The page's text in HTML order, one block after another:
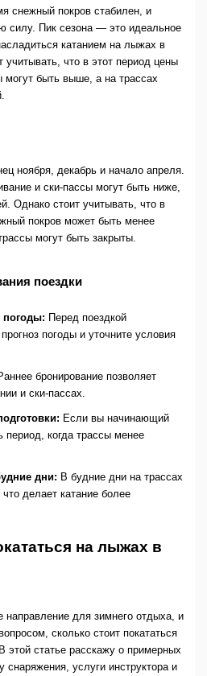
снежный покров стабилен, и
силу. Пик сезона — это идеальное
катанием на лыжах в
что в этот период цены
могут быть выше, а на трассах
ноября, декабрь и начало апреля.
и ски-пассы могут быть ниже,
Однако стоит учитывать, что в
покров может быть менее
могут быть закрыты.
поездки
погоды: Перед поездкой
погоды и уточните условия
бронирование позволяет
и ски-пассах.
Если вы начинающий
когда трассы менее
дни: В будние дни на трассах
делает катание более
на лыжах в
для зимнего отдыха, и
сколько стоит покататься
этой статье расскажу о примерных
снаряжения, услуги инструктора и